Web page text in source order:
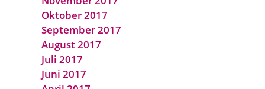
Oktober 2017
September 2017
August 2017
Juli 2017
Juni 2017